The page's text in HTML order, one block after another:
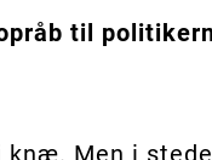
til
Men i